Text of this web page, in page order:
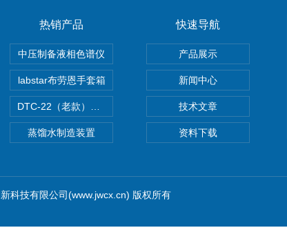
热销产品
中压制备液相色谱仪
labstar布劳恩手套箱
蒸馏水制造装置
快速导航
产品展示
新闻中心
技术文章
资料下载
科技有限公司(www.jwcx.cn) 版权所有